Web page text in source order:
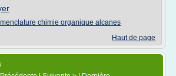
chimie organique alcanes
Haut de page